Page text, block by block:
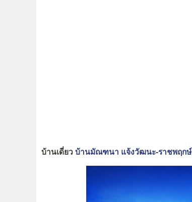
บ้านเดี่ยว บ้านมัณฑนา แจ้งวัฒนะ-ราชพฤกษ์